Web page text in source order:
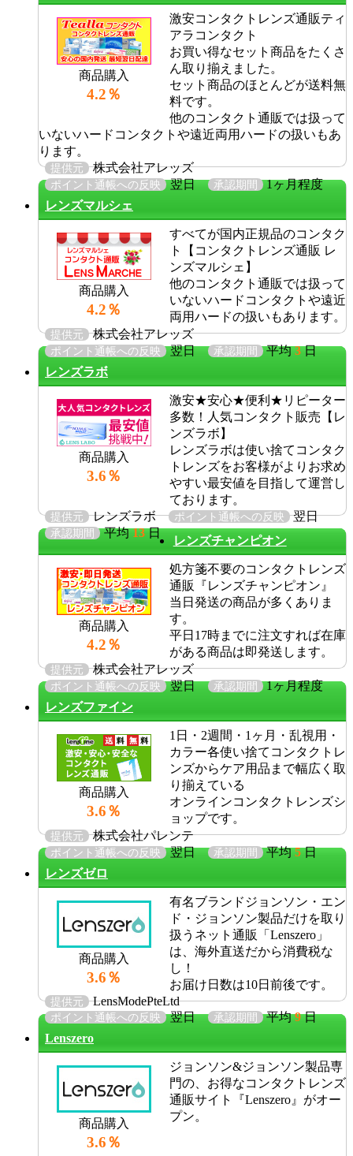
商品購入
4.2％
激安コンタクトレンズ通販ティ
アラコンタクト
お買い得なセット商品をたくさ
ん取り揃えました。
セット商品のほとんどが送料無
料です。
他のコンタクト通販では扱って
いないハードコンタクトや遠近両用ハードの扱いもあ
ります。
提供元 株式会社アレッズ
ポイント通帳への反映 翌日 承認期間
1ヶ月程度
レンズマルシェ
商品購入
4.2％
すべてが国内正規品のコンタク
ト【コンタクトレンズ通販 レ
ンズマルシェ】
他のコンタクト通販では扱って
いないハードコンタクトや遠近
両用ハードの扱いもあります。
提供元 株式会社アレッズ
ポイント通帳への反映 翌日 承認期間 平均3日
レンズラボ
商品購入
3.6％
激安★安心★便利★リピーター
多数！人気コンタクト販売【レ
ンズラボ】
レンズラボは使い捨てコンタク
トレンズをお客様がよりお求め
やすい最安値を目指して運営し
ております。
提供元 レンズラボ ポイント通帳への反映 翌日
承認期間 平均13日
レンズチャンピオン
商品購入
4.2％
処方箋不要のコンタクトレンズ
通販『レンズチャンピオン』
当日発送の商品が多くありま
す。
平日17時までに注文すれば在庫
がある商品は即発送します。
提供元 株式会社アレッズ
ポイント通帳への反映 翌日 承認期間
1ヶ月程度
レンズファイン
商品購入
3.6％
1日・2週間・1ヶ月・乱視用・
カラー各使い捨てコンタクトレ
ンズからケア用品まで幅広く取
り揃えている
オンラインコンタクトレンズシ
ョップです。
提供元 株式会社パレンテ
ポイント通帳への反映 翌日 承認期間 平均5日
レンズゼロ
商品購入
3.6％
有名ブランドジョンソン・エン
ド・ジョンソン製品だけを取り
扱うネット通販「Lenszero」
は、海外直送だから消費税な
し！
お届け日数は10日前後です。
提供元 LensModePteLtd
ポイント通帳への反映 翌日 承認期間 平均9日
Lenszero
商品購入
3.6％
ジョンソン&ジョンソン製品専
門の、お得なコンタクトレンズ
通販サイト『Lenszero』がオー
プン。